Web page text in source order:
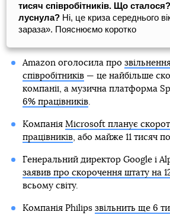
тисяч співробітників. Що
луснула? Ні, це криза середнього
зараза». Пояснюємо коротко
Amazon оголосила про
співробітників— це найбільше
компанії, а музична платформа
6% працівників.
Компанія Microsoft планує
працівників, або майже 11 тисяч
Генеральний директор Google і
заявив про скорочення штату на
всьому світу.
Компанія Philips звільнить ще 6